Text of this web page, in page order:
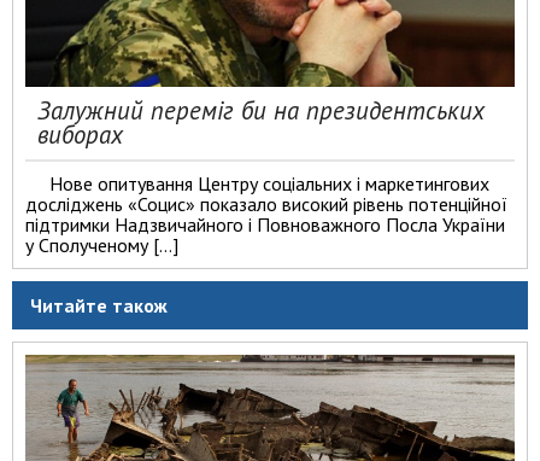
Залужний переміг би на президентських
виборах
Нове опитування Центру соціальних і маркетингових
досліджень «Социс» показало високий рівень потенційної
підтримки Надзвичайного і Повноважного Посла України
у Сполученому […]
Читайте також